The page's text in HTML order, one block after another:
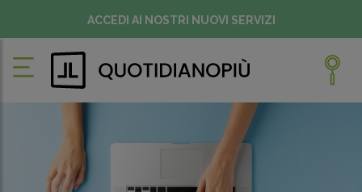
ACCEDI AI NOSTRI NUOVI SERVIZI